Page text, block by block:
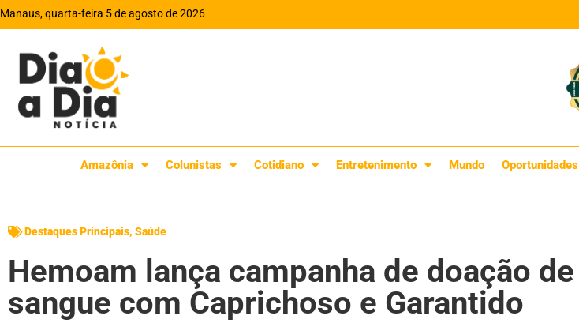
Manaus, quarta-feira 5 de agosto de 2026
Amazônia Colunistas Cotidiano Entretenimento Mundo Oportunidades
Destaques Principais, Saúde
Hemoam lança campanha de doação de
sangue com Caprichoso e Garantido